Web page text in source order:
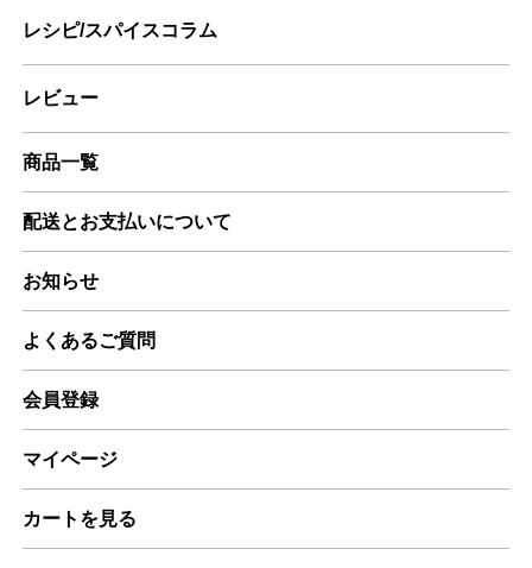
レシピ/スパイスコラム
レビュー
商品一覧
配送とお支払いについて
お知らせ
よくあるご質問
会員登録
マイページ
カートを見る